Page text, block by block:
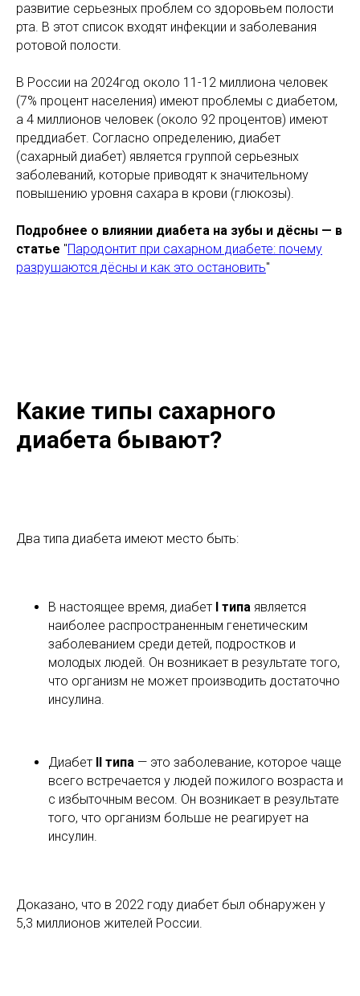
развитие серьезных проблем со здоровьем полости
рта. В этот список входят инфекции и заболевания
ротовой полости.
В России на 2024год около 11-12 миллиона человек
(7% процент населения) имеют проблемы с диабетом,
а 4 миллионов человек (около 92 процентов) имеют
преддиабет. Согласно определению, диабет
(сахарный диабет) является группой серьезных
заболеваний, которые приводят к значительному
повышению уровня сахара в крови (глюкозы).
Подробнее о влиянии диабета на зубы и дёсны — в
статье "Пародонтит при сахарном диабете: почему
разрушаются дёсны и как это остановить"
Какие типы сахарного
диабета бывают?
Два типа диабета имеют место быть:
В настоящее время, диабет I типа является
наиболее распространенным генетическим
заболеванием среди детей, подростков и
молодых людей. Он возникает в результате того,
что организм не может производить достаточно
инсулина.
Диабет II типа — это заболевание, которое чаще
всего встречается у людей пожилого возраста и
с избыточным весом. Он возникает в результате
того, что организм больше не реагирует на
инсулин.
Доказано, что в 2022 году диабет был обнаружен у
5,3 миллионов жителей России.